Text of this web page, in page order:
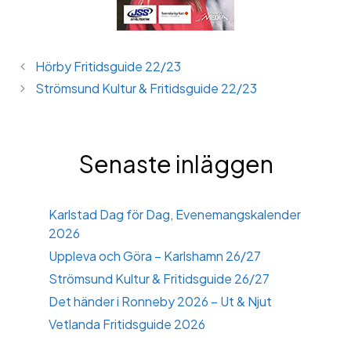
Hörby Fritidsguide 22/23
Strömsund Kultur & Fritidsguide 22/23
Senaste inläggen
Karlstad Dag för Dag, Evenemangskalender
2026
Uppleva och Göra – Karlshamn 26/27
Strömsund Kultur & Fritidsguide 26/27
Det händer i Ronneby 2026 – Ut & Njut
Vetlanda Fritidsguide 2026